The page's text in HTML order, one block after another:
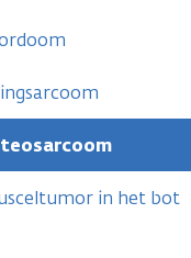
in het bot